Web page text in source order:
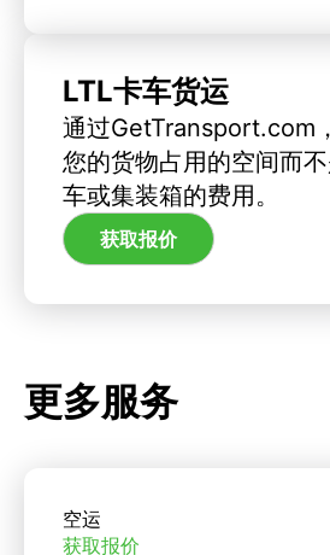
LTL卡车货运
通过GetTransport.com
您的货物占用的空间而
车或集装箱的费用。
获取报价
更多服务
空运
获取报价